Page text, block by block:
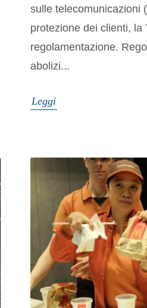
sulle telecomunicazioni
protezione dei clienti, la
regolamentazione.
abolizi...
Leggi